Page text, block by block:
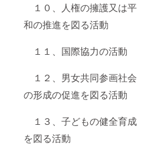
１０、人権の擁護又は平
和の推進を図る活動
１１、国際協力の活動
１２、男女共同参画社会
の形成の促進を図る活動
１３、子どもの健全育成
を図る活動